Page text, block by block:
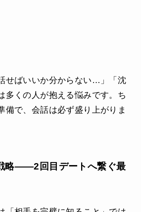
せばいいか分からない…」「沈
くの人が抱える悩みです。ち
備で、会話は必ず盛り上がりま
略——2回目デートへ繋ぐ最